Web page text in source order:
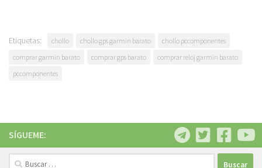
Etiquetas: chollo chollo gps garmin barato
chollo pccomponentes
comprar garmin barato
comprar gps barato
comprar reloj garmin barato
pccomponentes
SÍGUEME:
Buscar: